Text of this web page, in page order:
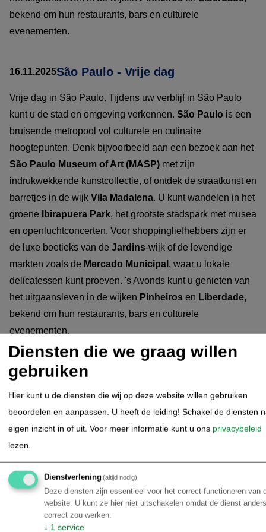
bekend om hun restaurants, bars en culturele
evenementen.
16.11.2025São Paulo - Vrije dag
Vrije dag in São Paulo. Tijdens uw verblijf in São Paulo
kunt u de stad en omgeving verkennen. São Paulo is een
bruisende metropool vol culturele en culinaire
hoogtepunten. Denk bijvoorbeeld aan een bezoek aan het
São Paulo Museum of Art (MASP) met zijn
indrukwekkende kunstcollectie, of ontdek de straatkunst en
barretjes in de wijk Vila Madalena. U kunt wandelen in het
groene
Ibirapuera Park, het grootste stadspark met musea
en openluchtconcerten. Voor shoppingliefhebbers zijn er
de luxe boetieks van de Jardins-wijk of de levendige
markten zoals de Mercado Municipal , waar u lokale
delicatessen kunt proeven. 's Avonds kunt u genieten van
het uitgaansleven in de wijken Pinheiros en Liberdade,
bekend om hun restaurants, bars en culturele
evenementen.
17.11.2025São Paulo - Vrije dag
Vrije dag in São Paulo. Tijdens uw verblijf in São Paulo
kunt u de stad en omgeving verkennen.São Paulois een
bruisende metropool vol culturele en culinaire
hoogtepunten. Denk bijvoorbeeld aan een bezoek aan het
São Paulo Museum of Art (MASP)met zijn
indrukwekkende kunstcollectie, of ontdek de straatkunst en
barretjes in de wijkVila Madalena. U kunt wandelen in het
Ibirapuera Park
Diensten die we graag willen
gebruiken
Hier kunt u de diensten die wij op deze website willen gebruiken
beoordelen en aanpassen. U heeft de leiding! Schakel de diensten
eigen inzicht in of uit. Voor meer informatie kunt u ons privacybeleid
lezen.
Dienstverlening(altijd nodig)
Deze diensten zijn essentieel voor het correct functioneren van
website. U kunt ze hier niet uitschakelen omdat de dienst
correct zou werken.
↓ 1 service